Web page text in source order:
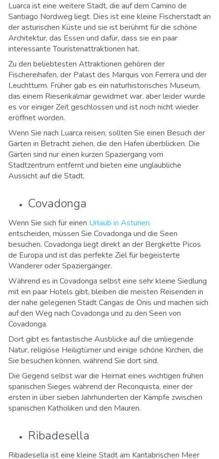
Luarca ist eine weitere Stadt, die auf dem Camino de
Santiago Nordweg liegt. Dies ist eine kleine Fischerstadt an
der asturischen Küste und sie ist berühmt für die schöne
Architektur, das Essen und dafür, dass sie ein paar
interessante Touristenattraktionen hat.
Zu den beliebtesten Attraktionen gehören der
Fischereihafen, der Palast des Marquis von Ferrera und der
Leuchtturm. Früher gab es ein naturhistorisches Museum,
das einem Riesenkalmar gewidmet war, aber leider wurde
es vor einiger Zeit geschlossen und ist noch nicht wieder
eröffnet worden.
Wenn Sie nach Luarca reisen, sollten Sie einen Besuch der
Gärten in Betracht ziehen, die den Hafen überblicken. Die
Gärten sind nur einen kurzen Spaziergang vom
Stadtzentrum entfernt und bieten eine unglaubliche
Aussicht auf die Stadt.
Covadonga
Wenn Sie sich für einen Urlaub in Asturien
entscheiden, müssen Sie Covadonga und die Seen
besuchen. Covadonga liegt direkt an der Bergkette Picos
de Europa und ist das perfekte Ziel für begeisterte
Wanderer oder Spaziergänger.
Während es in Covadonga selbst eine sehr kleine Siedlung
mit ein paar Hotels gibt, bleiben die meisten Reisenden in
der nahe gelegenen Stadt Cangas de Onis und machen sich
auf den Weg nach Covadonga und zu den Seen von
Covadonga.
Dort gibt es fantastische Ausblicke auf die umliegende
Natur, religiöse Heiligtümer und einige schöne Kirchen, die
Sie besuchen können, während Sie dort sind.
Die Gegend selbst war die Heimat eines wichtigen frühen
spanischen Sieges während der Reconquista, einer der
ersten in über sieben Jahrhunderten der Kämpfe zwischen
spanischen Katholiken und den Mauren.
Ribadesella
Ribadesella ist eine kleine Stadt am Kantabrischen Meer